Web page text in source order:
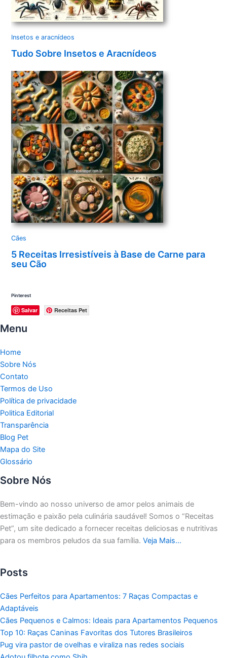
Insetos e aracnídeos
Tudo Sobre Insetos e Aracnídeos
Cães
5 Receitas Irresistíveis à Base de Carne para
seu Cão
Pinterest
Salvar Receitas Pet
Menu
Home
Sobre Nós
Contato
Termos de Uso
Política de privacidade
Politica Editorial
Transparência
Blog Pet
Mapa do Site
Glossário
Sobre Nós
Bem-vindo ao nosso universo de amor pelos animais de
estimação e paixão pela culinária saudável! Somos o “Receitas
Pet”, um site dedicado a fornecer receitas deliciosas e nutritivas
para os membros peludos da sua família. Veja Mais…
Posts
Cães Perfeitos para Apartamentos: 7 Raças Compactas e
Adaptáveis
Cães Pequenos e Calmos: Ideais para Apartamentos Pequenos
Top 10: Raças Caninas Favoritas dos Tutores Brasileiros
Pug vira pastor de ovelhas e viraliza nas redes sociais